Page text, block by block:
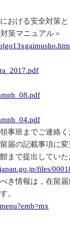
ける安全対策
策マニュアル＞
事班までご連絡く
届の記載事項に
まで提出していた
files/
き情報は，在留
。